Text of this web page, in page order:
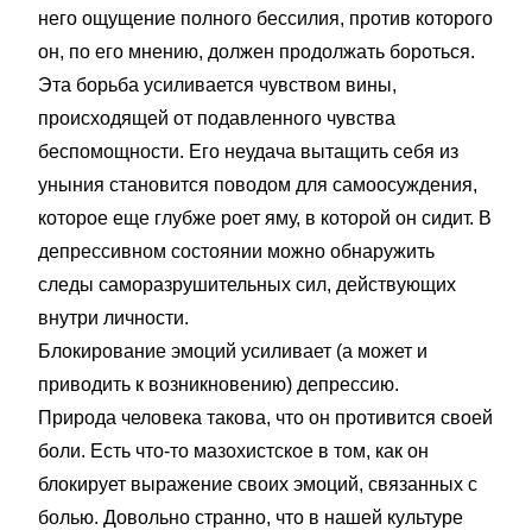
него ощущение полного бессилия, против которого
он, по его мнению, должен продолжать бороться.
Эта борьба усиливается чувством вины,
происходящей от подавленного чувства
беспомощности. Его неудача вытащить себя из
уныния становится поводом для самоосуждения,
которое еще глубже роет яму, в которой он сидит. В
депрессивном состоянии можно обнаружить
следы саморазрушительных сил, действующих
внутри личности.
Блокирование эмоций усиливает (а может и
приводить к возникновению) депрессию.
Природа человека такова, что он противится своей
боли. Есть что-то мазохистское в том, как он
блокирует выражение своих эмоций, связанных с
болью. Довольно странно, что в нашей культуре